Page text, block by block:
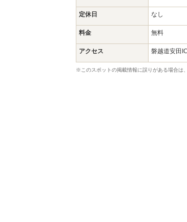
定休日 なし
料金 無料
アクセス 磐越道安田
※このスポットの掲載情報に誤りがある場合は